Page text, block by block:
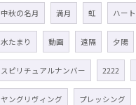
中秋の名月 満月 虹 ハート
水たまり 動画 遠隔 夕陽
スピリチュアルナンバー 2222
ヤングリヴィング プレッシング